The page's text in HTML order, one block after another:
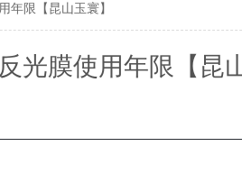
年限【昆山玉寰】
光膜使用年限【昆